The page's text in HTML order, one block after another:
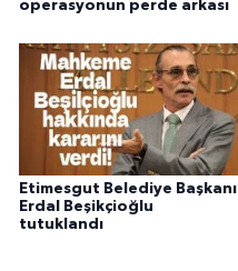
operasyonun perde arkası
Etimesgut Belediye Başkanı
Erdal Beşikçioğlu
tutuklandı